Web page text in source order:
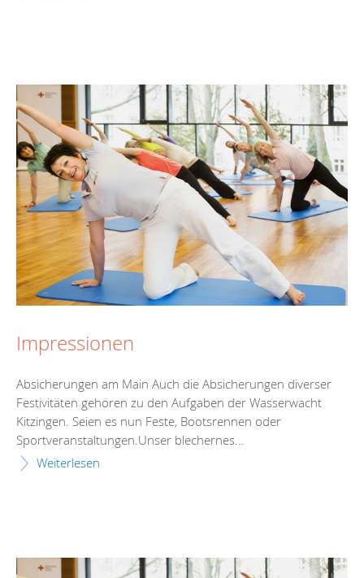
Impressionen
Absicherungen am Main Auch die Absicherungen diverser
Festivitäten gehören zu den Aufgaben der Wasserwacht
Kitzingen. Seien es nun Feste, Bootsrennen oder
Sportveranstaltungen.Unser blechernes...
Weiterlesen